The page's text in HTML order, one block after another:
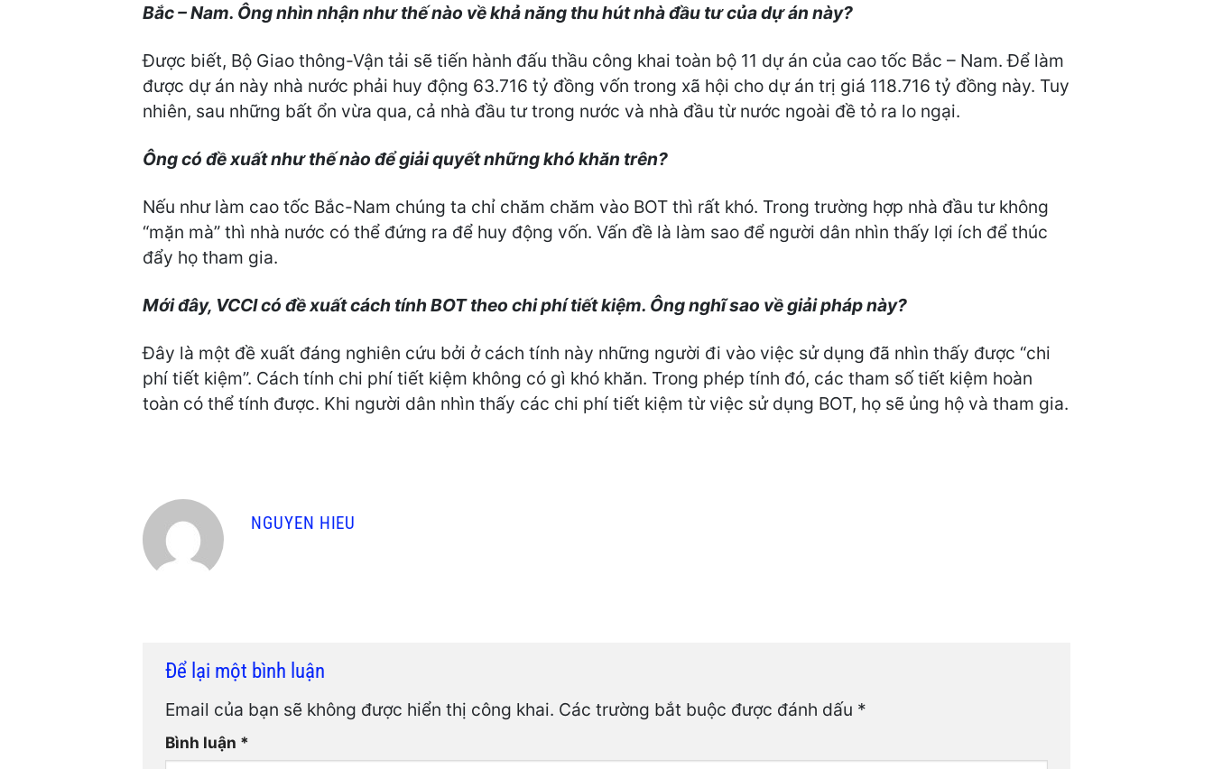
Bắc – Nam. Ông nhìn nhận như thế nào về khả năng thu hút nhà đầu tư của dự án này?
Được biết, Bộ Giao thông-Vận tải sẽ tiến hành đấu thầu công khai toàn bộ 11 dự án của cao tốc Bắc – Nam. Để làm
được dự án này nhà nước phải huy động 63.716 tỷ đồng vốn trong xã hội cho dự án trị giá 118.716 tỷ đồng này. Tuy
nhiên, sau những bất ổn vừa qua, cả nhà đầu tư trong nước và nhà đầu từ nước ngoài đề tỏ ra lo ngại.
Ông có đề xuất như thế nào để giải quyết những khó khăn trên?
Nếu như làm cao tốc Bắc-Nam chúng ta chỉ chăm chăm vào BOT thì rất khó. Trong trường hợp nhà đầu tư không
“mặn mà” thì nhà nước có thể đứng ra để huy động vốn. Vấn đề là làm sao để người dân nhìn thấy lợi ích để thúc
đẩy họ tham gia.
Mới đây, VCCI có đề xuất cách tính BOT theo chi phí tiết kiệm. Ông nghĩ sao về giải pháp này?
Đây là một đề xuất đáng nghiên cứu bởi ở cách tính này những người đi vào việc sử dụng đã nhìn thấy được “chi
phí tiết kiệm”. Cách tính chi phí tiết kiệm không có gì khó khăn. Trong phép tính đó, các tham số tiết kiệm hoàn
toàn có thể tính được. Khi người dân nhìn thấy các chi phí tiết kiệm từ việc sử dụng BOT, họ sẽ ủng hộ và tham gia.
NGUYEN HIEU
Để lại một bình luận
Email của bạn sẽ không được hiển thị công khai. Các trường bắt buộc được đánh dấu *
Bình luận *